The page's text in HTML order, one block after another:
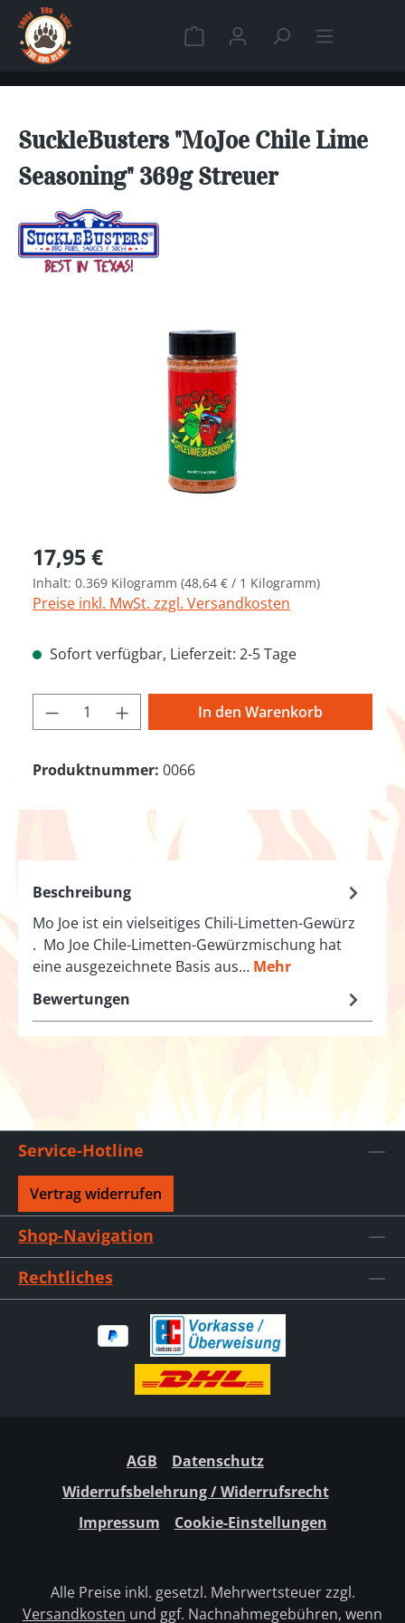
Zum Hauptinhalt springen
Warenkorb enthält 0
SuckleBusters "MoJoe Chile Lime
Seasoning" 369g Streuer
Regulärer Preis:
17,95 €
Inhalt: 0.369 Kilogramm (48,64 € / 1 Kilogramm)
Preise inkl. MwSt. zzgl. Versandkosten
Sofort verfügbar, Lieferzeit: 2-5 Tage
Produkt Anzahl: Gib den
In den Warenkorb
Produktnummer: 0066
Beschreibung
Mo Joe ist ein vielseitiges Chili-Limetten-Gewürz
. Mo Joe Chile-Limetten-Gewürzmischung hat
eine ausgezeichnete Basis aus… Mehr
Bewertungen
Service-Hotline
Vertrag widerrufen
Shop-Navigation
Rechtliches
AGB
Datenschutz
Widerrufsbelehrung / Widerrufsrecht
Impressum
Cookie-Einstellungen
Alle Preise inkl. gesetzl. Mehrwertsteuer zzgl.
Versandkosten und ggf. Nachnahmegebühren, wenn